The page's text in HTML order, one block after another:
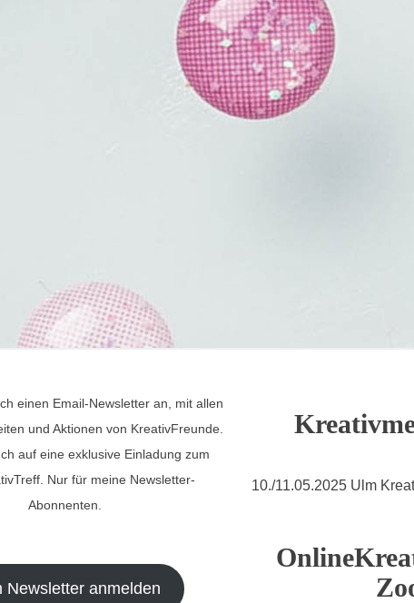
einen Email-Newsletter an, mit allen
und Aktionen von KreativFreunde.
auf eine exklusive Einladung zum
Nur für meine Newsletter-
Abonnenten.
Newsletter anmelden
10./11.05.2025 Ulm